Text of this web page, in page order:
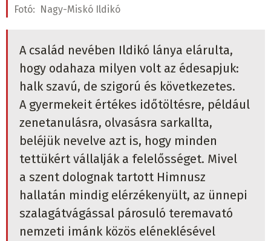
Fotó: Nagy-Miskó Ildikó
A család nevében Ildikó lánya elárulta,
hogy odahaza milyen volt az édesapjuk:
halk szavú, de szigorú és következetes.
A gyermekeit értékes időtöltésre, például
zenetanulásra, olvasásra sarkallta,
beléjük nevelve azt is, hogy minden
tettükért vállalják a felelősséget. Mivel
a szent dolognak tartott Himnusz
hallatán mindig elérzékenyült, az ünnepi
szalagátvágással párosuló teremavató
nemzeti imánk közös eléneklésével